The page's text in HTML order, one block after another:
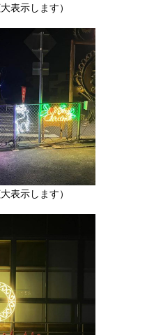
表示します）
表示します）